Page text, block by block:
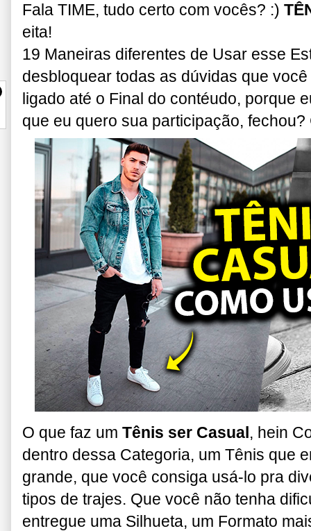
Fala TIME, tudo certo com vocês? :)
eita!
19 Maneiras diferentes de Usar esse
desbloquear todas as dúvidas que
ligado até o Final do contéudo, porque
que eu quero sua participação, fechou?
O que faz um Tênis ser Casual, hein
dentro dessa Categoria, um Tênis que
grande, que você consiga usá-lo pra
tipos de trajes. Que você não tenha
entregue uma Silhueta, um Formato